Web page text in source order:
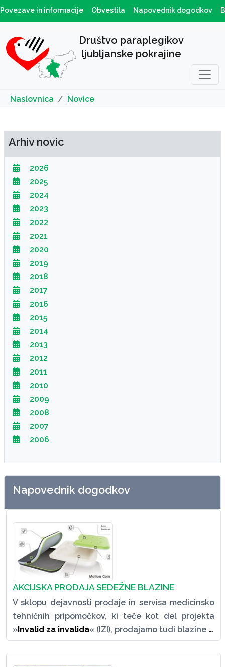
Povezave in informacije Obvestila Napovednik dogodkov
Društvo paraplegikov
ljubljanske pokrajine
Naslovnica Novice
Arhiv novic
2026
2025
2024
2023
2022
2021
2020
2019
2018
2017
2016
2015
2014
2013
2012
2011
2010
2009
2008
2007
2006
Napovednik dogodkov
AKCIJSKA PRODAJA SEDEŽNE BLAZINE
V sklopu dejavnosti prodaje in servisa medicinsko
tehničnih pripomočkov, ki teče kot del projekta
»Invalid za invalida« (IZI), prodajamo tudi blazine …